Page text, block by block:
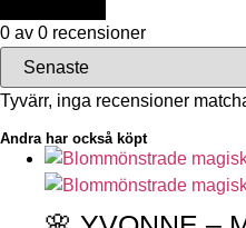
0 av 0 recensioner
Tyvärr, inga recensioner
Andra har också köpt